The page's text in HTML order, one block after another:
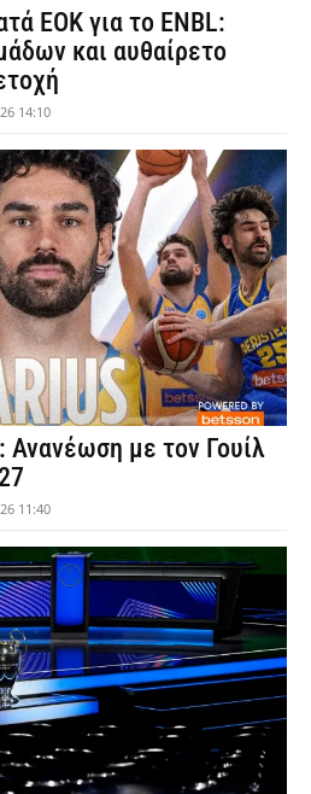
ΕΟΚ για το ENBL:
και αυθαίρετο
14:10
Ανανέωση με τον Γουίλ
11:40